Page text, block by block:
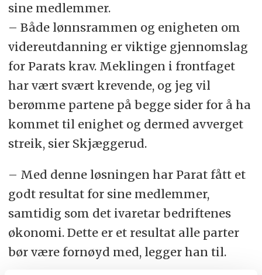
sine medlemmer.
– Både lønnsrammen og enigheten om
videreutdanning er viktige gjennomslag
for Parats krav. Meklingen i frontfaget
har vært svært krevende, og jeg vil
berømme partene på begge sider for å ha
kommet til enighet og dermed avverget
streik, sier Skjæggerud.
– Med denne løsningen har Parat fått et
godt resultat for sine medlemmer,
samtidig som det ivaretar bedriftenes
økonomi. Dette er et resultat alle parter
bør være fornøyd med, legger han til.